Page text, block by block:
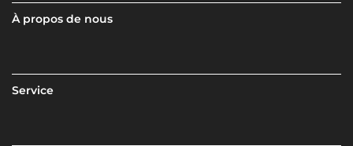
À propos de nous
Service